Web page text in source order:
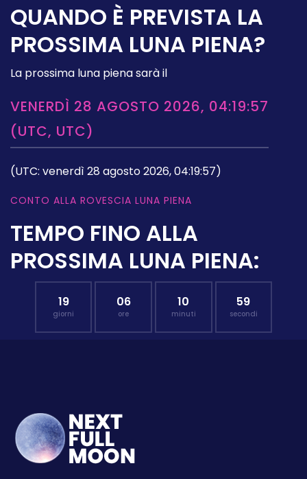
QUANDO È PREVISTA LA
PROSSIMA LUNA PIENA?
La prossima luna piena sarà il
VENERDÌ 28 AGOSTO 2026, 04:19:57
(UTC, UTC)
(UTC: venerdì 28 agosto 2026, 04:19:57)
CONTO ALLA ROVESCIA LUNA PIENA
TEMPO FINO ALLA
PROSSIMA LUNA PIENA:
19
giorni
06
ore
10
minuti
58
secondi